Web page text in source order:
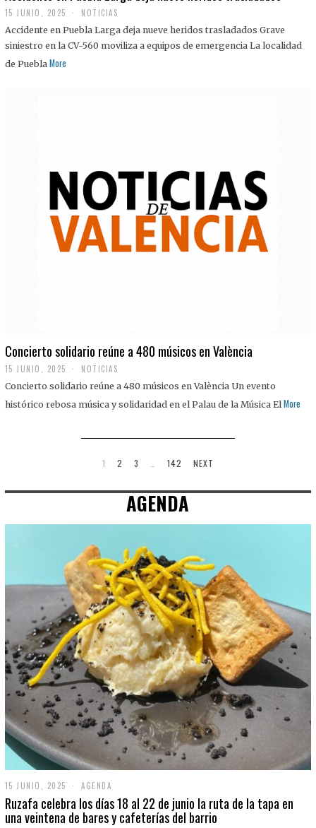
15 JUNIO, 2025 NOTICIAS
Accidente en Puebla Larga deja nueve heridos trasladados Grave
siniestro en la CV-560 moviliza a equipos de emergencia La localidad
de Puebla More
Concierto solidario reúne a 480 músicos en València
15 JUNIO, 2025 NOTICIAS
Concierto solidario reúne a 480 músicos en València Un evento
histórico rebosa música y solidaridad en el Palau de la Música El More
1 2 3 142 NEXT
AGENDA
15 JUNIO, 2025
J
U
AGENDA
Ruzafa celebra los días 18 al 22 de junio la ruta de la tapa en
una veintena de bares y cafeterías del barrio